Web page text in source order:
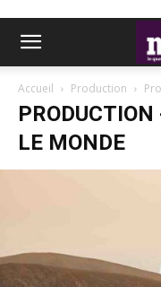
Accueil Production
LE MONDE